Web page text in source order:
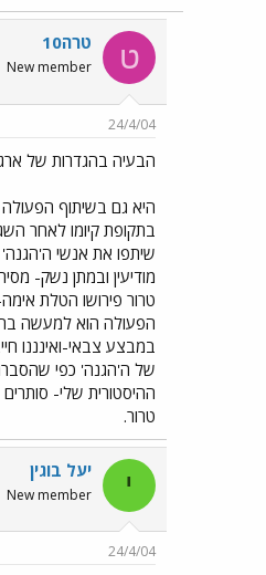
ט טרה10
New member
24/4/04
הבעיה בהגדרות של
היא גם בשיתוף
בתקופת קיומו לאחר
שיתפו את אנשי ה'הגנה'
מודיעין ובמתן נשק-
טרור פירושו הטלת
הפעולה הוא למעשה
במבצע צבאי-ואינננו
של ה'הגנה' כפי
ההיסטורית שלי-
טרור.
י יעל בוגין
New member
24/4/04